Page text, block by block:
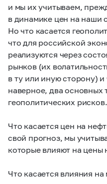
и мы их учитываем,
в динамике цен на наши
Но что касается
что для российской
реализуются через
рынков (их
в ту или иную сторону)
наверное, два основных
геополитических рисков.
Что касается цен на
свой прогноз, мы
которые влияют на цены
Что касается влияния